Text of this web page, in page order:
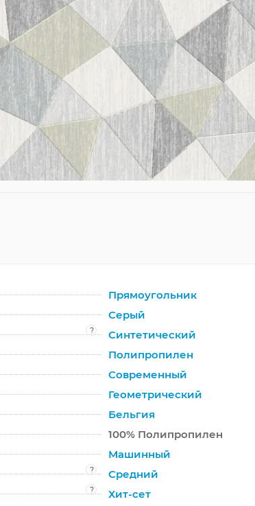
Прямоугольник
Серый
?
Синтетический
Полипропилен
Современный
Геометрический
Бельгия
100% Полипропилен
Машинный
?
Средний
?
Хит-сет